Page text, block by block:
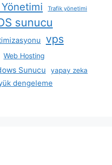
Trafik yönetimi
sunucu
vps
Web Hosting
Sunucu yapay zeka
dengeleme